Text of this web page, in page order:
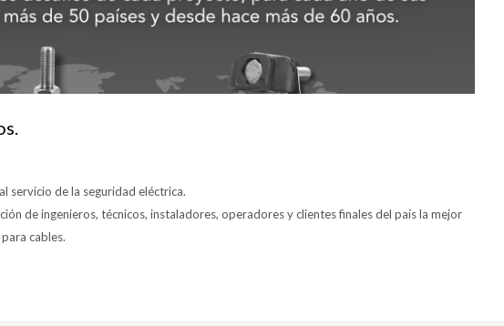
servicio de la seguridad eléctrica.
de ingenieros, técnicos, instaladores, operadores y clientes finales del país la mejor
cables.